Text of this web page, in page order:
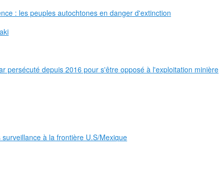
: les peuples autochtones en danger d'extinction
persécuté depuis 2016 pour s'être opposé à l'exploitation minière
à la frontière U.S/Mexique